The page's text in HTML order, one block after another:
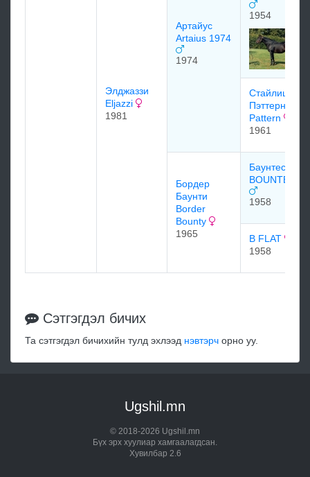
Элджаззи
Eljazzi
1981
Артайус
Artaius 1974
1974
1954
Стайлиш
Пэттерн
Pattern
1961
Бордер
Баунти
Border
Bounty
1965
Баунтес
BOUNTEOUS
1958
B FLAT
1958
Сэтгэгдэл бичих
Та сэтгэгдэл бичихийн тулд эхлээд нэвтэрч орно уу.
Ugshil.mn
© 2018-2026 Ugshil.mn
Бүх эрх хуулиар хамгаалагдсан.
Хувилбар 2.6